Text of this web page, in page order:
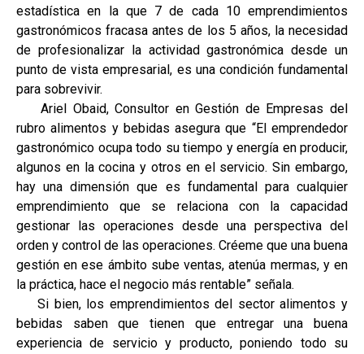
estadística en la que 7 de cada 10 emprendimientos
gastronómicos fracasa antes de los 5 años, la necesidad
de profesionalizar la actividad gastronómica desde un
punto de vista empresarial, es una condición fundamental
para sobrevivir.
Ariel Obaid, Consultor en Gestión de Empresas del
rubro alimentos y bebidas asegura que “El emprendedor
gastronómico ocupa todo su tiempo y energía en producir,
algunos en la cocina y otros en el servicio. Sin embargo,
hay una dimensión que es fundamental para cualquier
emprendimiento que se relaciona con la capacidad
gestionar las operaciones desde una perspectiva del
orden y control de las operaciones. Créeme que una buena
gestión en ese ámbito sube ventas, atenúa mermas, y en
la práctica, hace el negocio más rentable” señala.
Si bien, los emprendimientos del sector alimentos y
bebidas saben que tienen que entregar una buena
experiencia de servicio y producto, poniendo todo su